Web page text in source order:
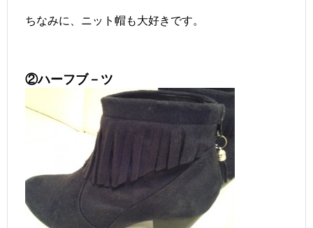
ちなみに、ニット帽も大好きです。
②ハーフブ－ツ